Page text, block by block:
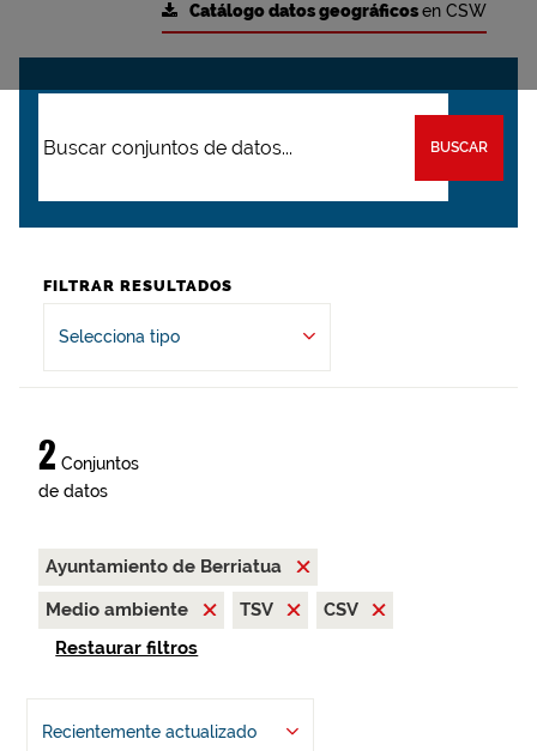
Catálogo datos geográficosen CSW
BUSCAR
FILTRAR RESULTADOS
Selecciona tipo
2 Conjuntos
de datos
Ayuntamiento de Berriatua
Medio ambiente
TSV
CSV
Restaurar filtros
Recientemente actualizado